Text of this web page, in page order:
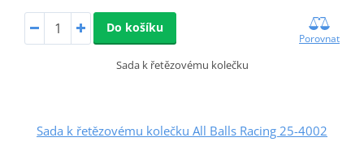
Do košíku
Porovnat
Sada k řetězovému kolečku
Sada k řetězovému kolečku All Balls Racing 25-4002